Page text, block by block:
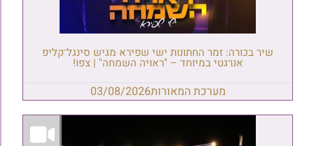
שיר בכורה: זמר החתונות ישי שפירא מגיש סינגל־קליפ
אנרגטי במיוחד – "ראויה השמחה" | צפו!
מערכת המאורות03/08/2026